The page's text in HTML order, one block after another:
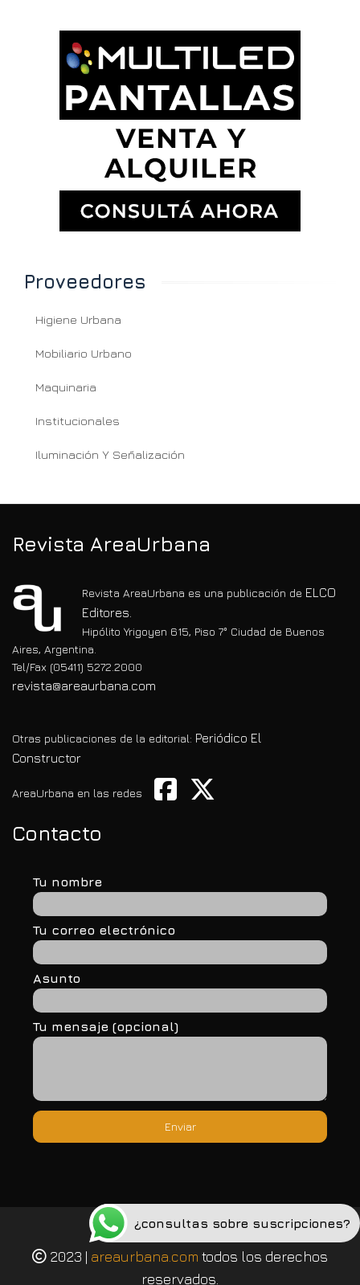
Proveedores
Higiene Urbana
Mobiliario Urbano
Maquinaria
Institucionales
Iluminación Y Señalización
Revista AreaUrbana
Revista AreaUrbana es una publicación de ELCO
Editores.
Hipólito Yrigoyen 615, Piso 7° Ciudad de Buenos
Aires, Argentina.
Tel/Fax (05411) 5272.2000
revista@areaurbana.com
Otras publicaciones de la editorial: Periódico El
Constructor
AreaUrbana en las redes
Contacto
Tu nombre
Tu correo electrónico
Asunto
Tu mensaje (opcional)
Política de privacidad
2023 | areaurbana.com todos los derechos
reservados.
¿consultas sobre suscripciones?